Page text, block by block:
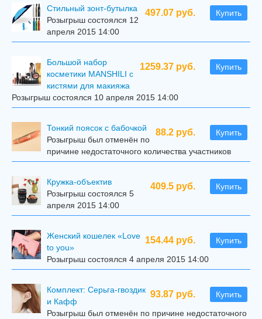
497.07 руб. Купить
Стильный зонт-бутылка
Розыгрыш состоялся 12
апреля 2015 14:00
1259.37 руб. Купить
Большой набор
косметики MANSHILI с
кистями для макияжа
Розыгрыш состоялся 10 апреля 2015 14:00
88.2 руб. Купить
Тонкий поясок с бабочкой
Розыгрыш был отменён по
причине недостаточного количества участников
409.5 руб. Купить
Кружка-объектив
Розыгрыш состоялся 5
апреля 2015 14:00
154.44 руб. Купить
Женский кошелек «Love
to you»
Розыгрыш состоялся 4 апреля 2015 14:00
93.87 руб. Купить
Комплект: Серьга-гвоздик
и Кафф
Розыгрыш был отменён по причине недостаточного